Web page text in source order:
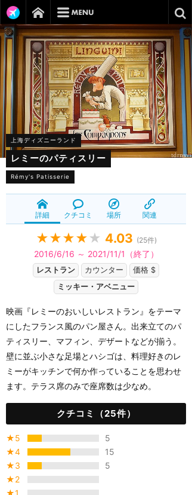
上海ディズニーランド
レミーのパティスリー
Rémy's Patisserie
詳細 クチコミ 場所 関連
★★★★ ★ 4.03 (25件)
2016/6/16 ～ 2021/11/1（終了）
レストラン カウンター
価格 $
ミッキー・アベニュー
映画『レミーのおいしいレストラン』をテーマ
にしたフランス風のパン屋さん。出来立てのパ
ティスリー、マフィン、デザートなどが揃う。
壁に並ぶ小さな足場とハシゴは、料理好きのレ
ミーがキッチンで何か作っていることを思わせ
ます。テラス席のみで座席数は少なめ。
クチコミ（25件）
★5
5
★4
15
★3
5
★2
★1